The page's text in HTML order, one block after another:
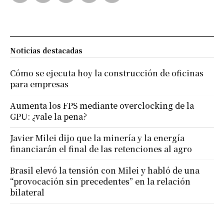
Noticias destacadas
Cómo se ejecuta hoy la construcción de oficinas
para empresas
Aumenta los FPS mediante overclocking de la
GPU: ¿vale la pena?
Javier Milei dijo que la minería y la energía
financiarán el final de las retenciones al agro
Brasil elevó la tensión con Milei y habló de una
“provocación sin precedentes” en la relación
bilateral